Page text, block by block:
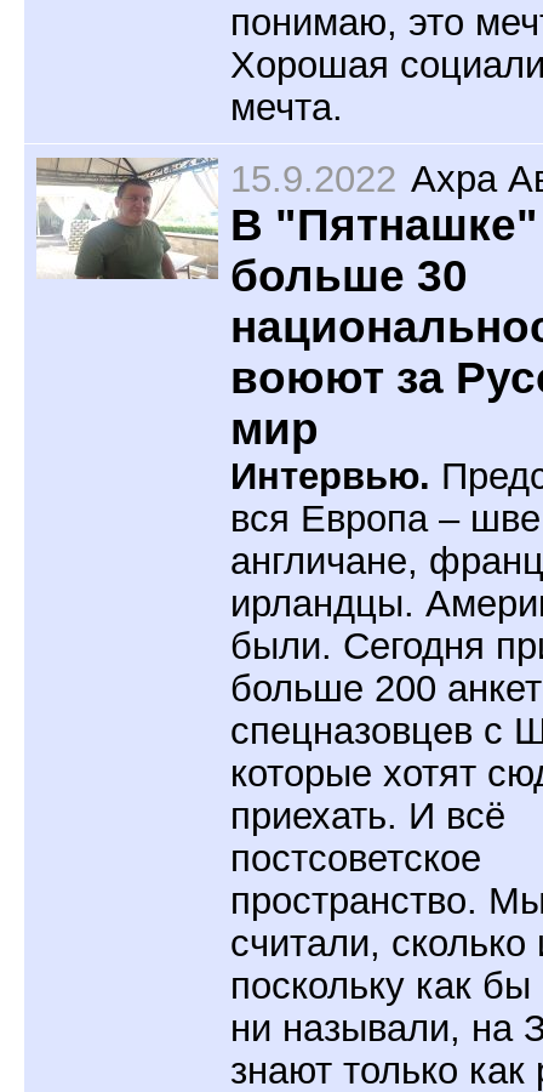
понимаю, это
Хорошая
мечта.
15.9.2022 Ахра
В "Пятнашке"
больше 30
воюют за
мир
Интервью.
вся Европа –
англичане,
ирландцы.
были. Сегодня
больше 200
спецназовцев с
которые хотят
приехать. И всё
постсоветское
пространство.
считали,
поскольку как
ни называли, на
знают только как